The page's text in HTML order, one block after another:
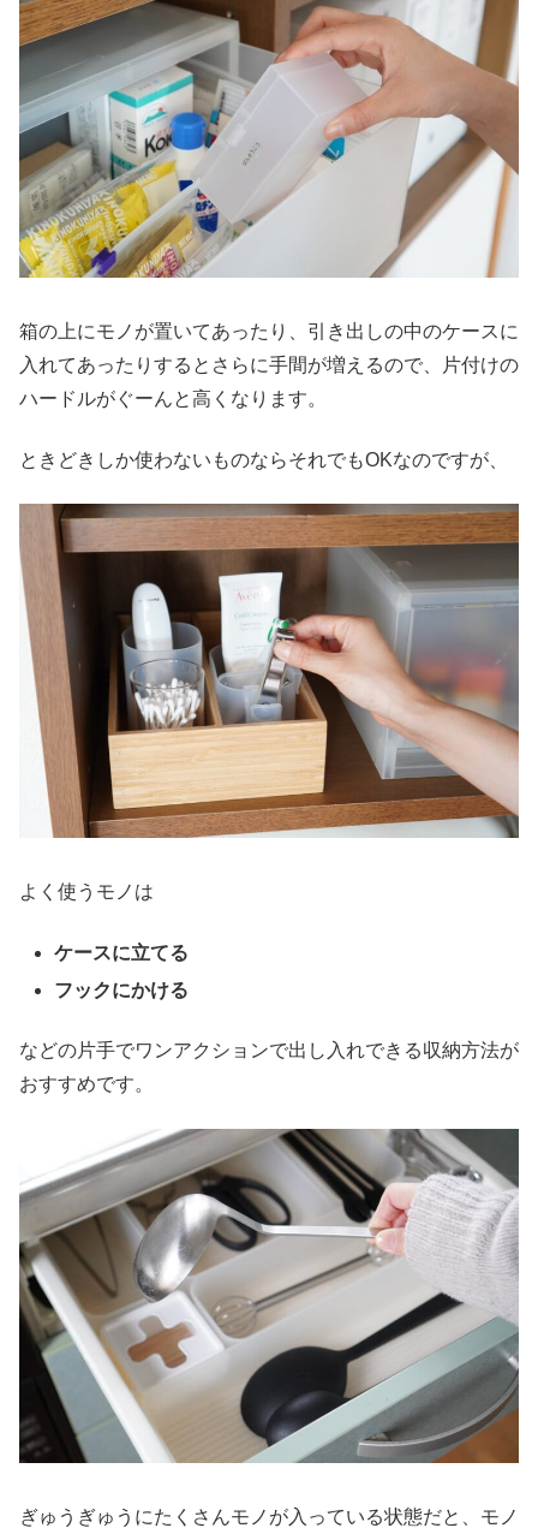
箱の上にモノが置いてあったり、引き出しの中のケースに
入れてあったりするとさらに手間が増えるので、片付けの
ハードルがぐーんと高くなります。
ときどきしか使わないものならそれでもOKなのですが、
よく使うモノは
ケースに立てる
フックにかける
などの片手でワンアクションで出し入れできる収納方法が
おすすめです。
ぎゅうぎゅうにたくさんモノが入っている状態だと、モノ